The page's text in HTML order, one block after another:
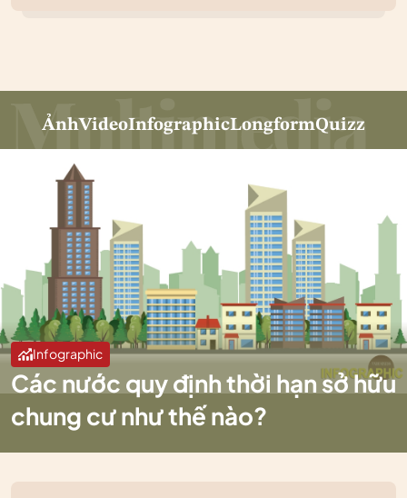
ẢnhVideoInfographicLongformQuizz
Infographic
Các nước quy định thời hạn sở hữu
chung cư như thế nào?